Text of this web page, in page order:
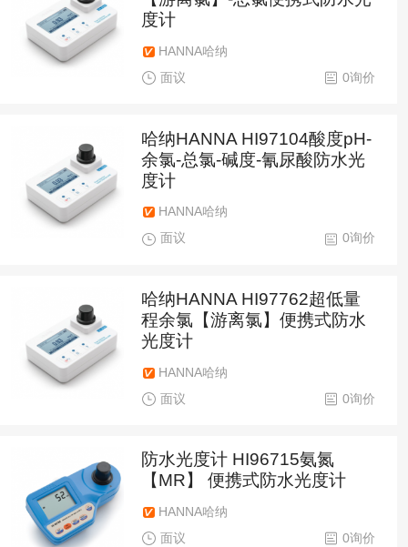
度计
HANNA哈纳
0询价
面议
哈纳HANNA HI97104酸度pH-
余氯-总氯-碱度-氰尿酸防水光
度计
HANNA哈纳
0询价
面议
哈纳HANNA HI97762超低量
程余氯【游离氯】便携式防水
光度计
HANNA哈纳
0询价
面议
防水光度计 HI96715氨氮
【MR】 便携式防水光度计
HANNA哈纳
0询价
面议